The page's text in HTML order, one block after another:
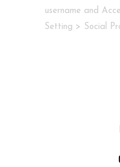
username and
Setting > Social